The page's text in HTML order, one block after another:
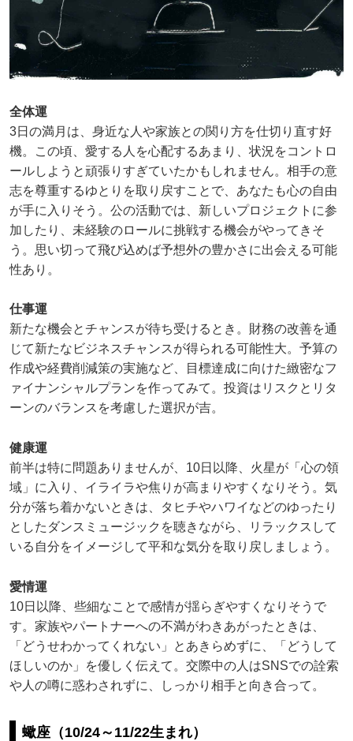
全体運
3日の満月は、身近な人や家族との関り方を仕切り直す好
機。この頃、愛する人を心配するあまり、状況をコントロ
ールしようと頑張りすぎていたかもしれません。相手の意
志を尊重するゆとりを取り戻すことで、あなたも心の自由
が手に入りそう。公の活動では、新しいプロジェクトに参
加したり、未経験のロールに挑戦する機会がやってきそ
う。思い切って飛び込めば予想外の豊かさに出会える可能
性あり。
仕事運
新たな機会とチャンスが待ち受けるとき。財務の改善を通
じて新たなビジネスチャンスが得られる可能性大。予算の
作成や経費削減策の実施など、目標達成に向けた緻密なフ
ァイナンシャルプランを作ってみて。投資はリスクとリタ
ーンのバランスを考慮した選択が吉。
健康運
前半は特に問題ありませんが、10日以降、火星が「心の領
域」に入り、イライラや焦りが高まりやすくなりそう。気
分が落ち着かないときは、タヒチやハワイなどのゆったり
としたダンスミュージックを聴きながら、リラックスして
いる自分をイメージして平和な気分を取り戻しましょう。
愛情運
10日以降、些細なことで感情が揺らぎやすくなりそうで
す。家族やパートナーへの不満がわきあがったときは、
「どうせわかってくれない」とあきらめずに、「どうして
ほしいのか」を優しく伝えて。交際中の人はSNSでの詮索
や人の噂に惑わされずに、しっかり相手と向き合って。
蠍座（10/24～11/22生まれ）